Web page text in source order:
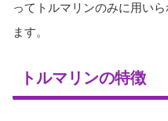
ってトルマリンのみに用い
ます。
トルマリンの特徴